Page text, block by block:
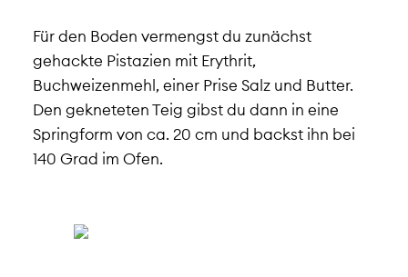
Für den Boden vermengst du zunächst
gehackte Pistazien mit Erythrit,
Buchweizenmehl, einer Prise Salz und Butter.
Den gekneteten Teig gibst du dann in eine
Springform von ca. 20 cm und backst ihn bei
140 Grad im Ofen.